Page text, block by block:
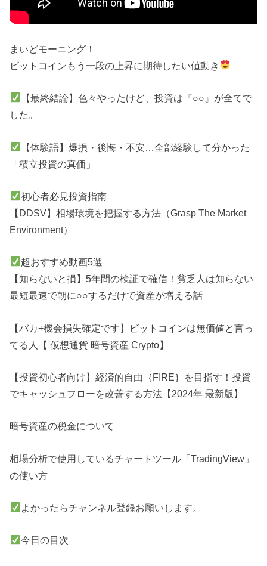
まいどモーニング！
ビットコインもう一段の上昇に期待したい値動き
【最終結論】色々やったけど、投資は『○○』が全てで
した。
【体験語】爆損・後悔・不安…全部経験して分かった
「積立投資の真価」
初心者必見投資指南
【DDSV】相場環境を把握する方法（Grasp The Market
Environment）
超おすすめ動画5選
【知らないと損】5年間の検証で確信！貧乏人は知らない
最短最速で朝に○○するだけで資産が増える話
【バカ+機会損失確定です】ビットコインは無価値と言っ
てる人【 仮想通貨 暗号資産 Crypto】
【投資初心者向け】経済的自由｛FIRE｝を目指す！投資
でキャッシュフローを改善する方法【2024年 最新版】
暗号資産の税金について
相場分析で使用しているチャートツール「TradingView」
の使い方
よかったらチャンネル登録お願いします。
今日の目次